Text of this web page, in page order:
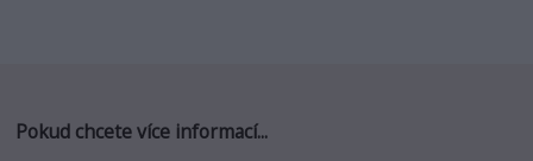
Pokud chcete více informací...